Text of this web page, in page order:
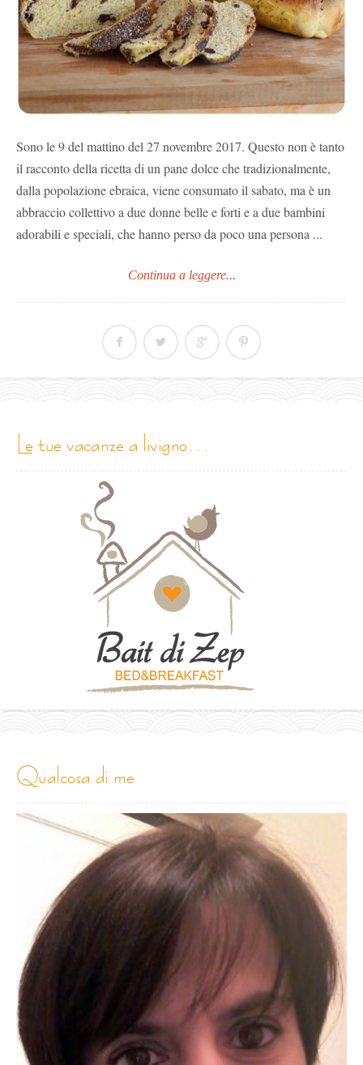
Sono le 9 del mattino del 27 novembre 2017. Questo non è tanto
il racconto della ricetta di un pane dolce che tradizionalmente,
dalla popolazione ebraica, viene consumato il sabato, ma è un
abbraccio collettivo a due donne belle e forti e a due bambini
adorabili e speciali, che hanno perso da poco una persona ...
Continua a leggere...
le tue vacanze a livigno…
qualcosa di me